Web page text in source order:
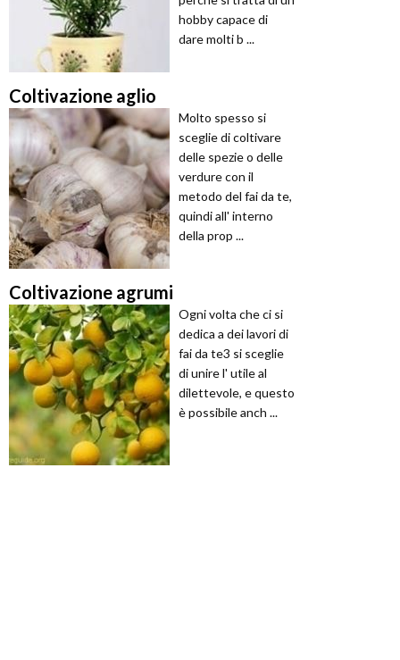
hobby capace di
dare molti b ...
Coltivazione aglio
Molto spesso si
sceglie di coltivare
delle spezie o delle
verdure con il
metodo del fai da te,
quindi all' interno
della prop ...
Coltivazione agrumi
Ogni volta che ci si
dedica a dei lavori di
fai da te3 si sceglie
di unire l' utile al
dilettevole, e questo
è possibile anch ...